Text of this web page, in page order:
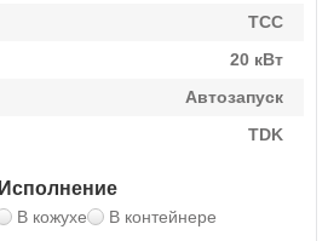
ТСС
20 кВт
Автозапуск
TDK
Исполнение
В кожухе В контейнере